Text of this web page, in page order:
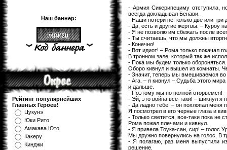
Наш баннер:
Рейтинг популярнейших
Главных Героев!
Цукунэ
Юки Рито
Амакава Юто
Какеру
Кинджи
- Армия Сикерипециму отступила,
всегда докладывал Бенави.
- Наши потери не только две или три
- Да, есть и другие жертвы. – Куроу
- Я не позволю им сбежать после
- Ты считаешь, что мы должны
- Конечно!
- Вот идиот! – Рома только покачал
В тронном зале, который так же
- Пока мы будем только
Оборо кивнул и вышел из комнаты.
- Значит, теперь мы вмешиваемся
- Ага. – я кивнул – Судьба этого
и дальше.
- Поэтому мы по полной оторвемся!
- Эй, это война все-таки! – шикнул я
- Да ладно тебе! – он похлопал меня
Я посмотрел в его черные глаза и
- Только светится, все-таки пока не
Рома пожал плечами и кивнул.
- Я привела Тоука-сан, сир! – голос
Мы дружно повернулись на голос. В
- Я полагаю, раз меня выпустили
решение.